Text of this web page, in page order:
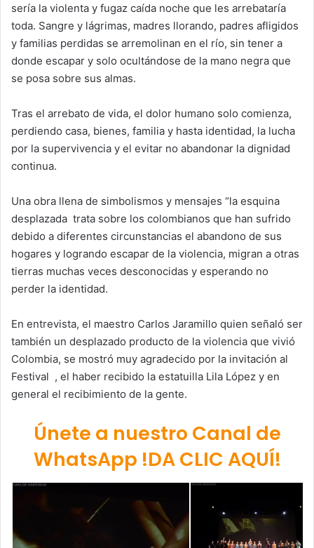
sería la violenta y fugaz caída noche que les arrebataría
toda. Sangre y lágrimas, madres llorando, padres afligidos
y familias perdidas se arremolinan en el río, sin tener a
donde escapar y solo ocultándose de la mano negra que
se posa sobre sus almas.
Tras el arrebato de vida, el dolor humano solo comienza,
perdiendo casa, bienes, familia y hasta identidad, la lucha
por la supervivencia y el evitar no abandonar la dignidad
continua.
Una obra llena de simbolismos y mensajes “la esquina
desplazada trata sobre los colombianos que han sufrido
debido a diferentes circunstancias el abandono de sus
hogares y logrando escapar de la violencia, migran a otras
tierras muchas veces desconocidas y esperando no
perder la identidad.
En entrevista, el maestro Carlos Jaramillo quien señaló ser
también un desplazado producto de la violencia que vivió
Colombia, se mostró muy agradecido por la invitación al
Festival , el haber recibido la estatuilla Lila López y en
general el recibimiento de la gente.
Únete a nuestro Canal de
WhatsApp !DA CLIC AQUÍ!